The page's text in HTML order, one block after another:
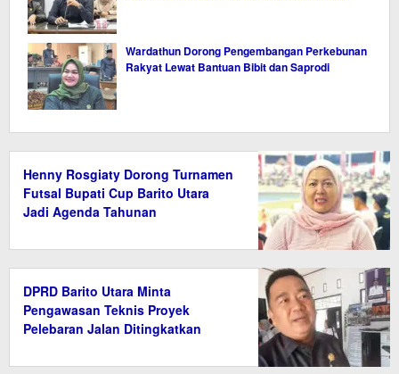
Wardathun Dorong Pengembangan Perkebunan
Rakyat Lewat Bantuan Bibit dan Saprodi
Henny Rosgiaty Dorong Turnamen
Futsal Bupati Cup Barito Utara
Jadi Agenda Tahunan
DPRD Barito Utara Minta
Pengawasan Teknis Proyek
Pelebaran Jalan Ditingkatkan